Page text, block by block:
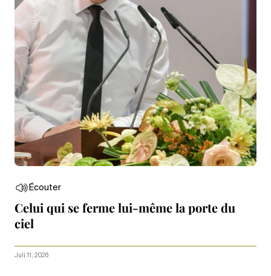
Écouter
Celui qui se ferme lui-même la porte du
ciel
Juli 11, 2026